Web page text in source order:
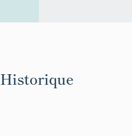
La recherche
Historique